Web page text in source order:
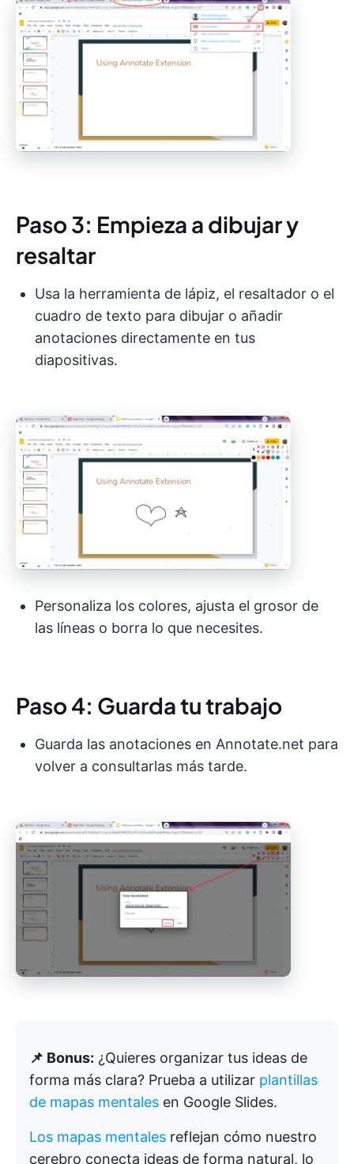
Paso 3: Empieza a dibujar y
resaltar
Usa la herramienta de lápiz, el resaltador o el
cuadro de texto para dibujar o añadir
anotaciones directamente en tus
diapositivas.
Personaliza los colores, ajusta el grosor de
las líneas o borra lo que necesites.
Paso 4: Guarda tu trabajo
Guarda las anotaciones en Annotate.net para
volver a consultarlas más tarde.
📌 Bonus: ¿Quieres organizar tus ideas de
forma más clara? Prueba a utilizar plantillas
de mapas mentales en Google Slides.
Los mapas mentales reflejan cómo nuestro
cerebro conecta ideas de forma natural, lo